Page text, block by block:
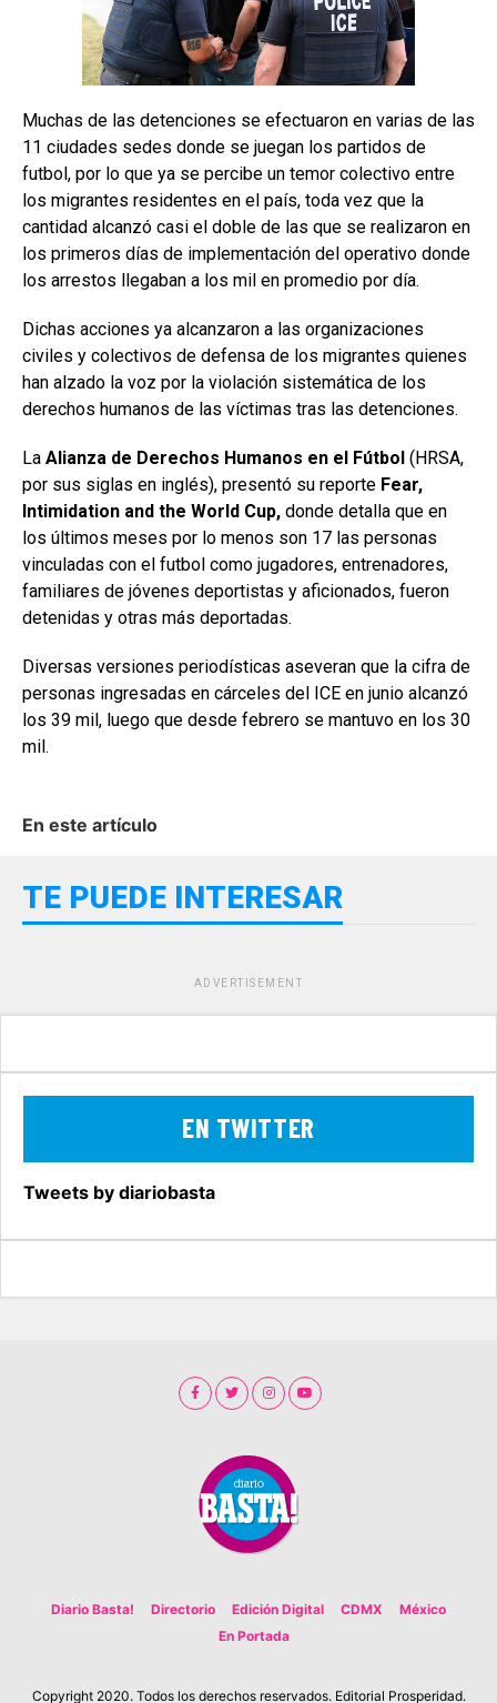
Muchas de las detenciones se efectuaron en varias de las
11 ciudades sedes donde se juegan los partidos de
futbol, por lo que ya se percibe un temor colectivo entre
los migrantes residentes en el país, toda vez que la
cantidad alcanzó casi el doble de las que se realizaron en
los primeros días de implementación del operativo donde
los arrestos llegaban a los mil en promedio por día.
Dichas acciones ya alcanzaron a las organizaciones
civiles y colectivos de defensa de los migrantes quienes
han alzado la voz por la violación sistemática de los
derechos humanos de las víctimas tras las detenciones.
La Alianza de Derechos Humanos en el Fútbol (HRSA,
por sus siglas en inglés), presentó su reporte Fear,
Intimidation and the World Cup, donde detalla que en
los últimos meses por lo menos son 17 las personas
vinculadas con el futbol como jugadores, entrenadores,
familiares de jóvenes deportistas y aficionados, fueron
detenidas y otras más deportadas.
Diversas versiones periodísticas aseveran que la cifra de
personas ingresadas en cárceles del ICE en junio alcanzó
los 39 mil, luego que desde febrero se mantuvo en los 30
mil.
En este artículo
TE PUEDE INTERESAR
ADVERTISEMENT
EN TWITTER
Tweets by diariobasta
Diario Basta! Directorio Edición Digital CDMX
México
En Portada
Copyright 2020. Todos los derechos reservados. Editorial Prosperidad.